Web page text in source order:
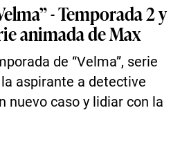
- Temporada 2 y
animada de Max
de “Velma”, serie
aspirante a detective
nuevo caso y lidiar con la